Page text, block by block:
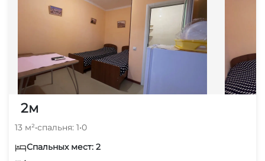
2м
13 м²•спальня: 1•0
Спальных мест: 2